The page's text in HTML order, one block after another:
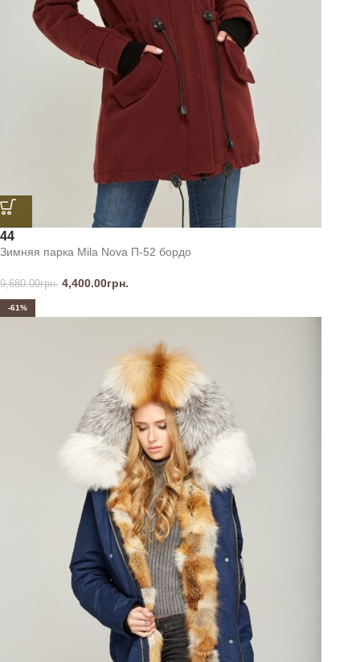
44
Зимняя парка Mila Nova П-52 бордо
9,680.00грн. 4,400.00грн.
-61%